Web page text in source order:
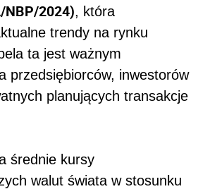
2024), która
trendy na rynku
ta jest ważnym
przedsiębiorców, inwestorów
planujących transakcje
średnie kursy
walut świata w stosunku